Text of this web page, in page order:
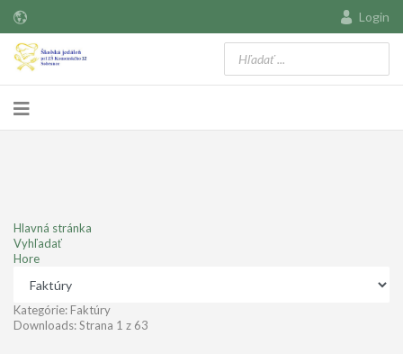
Login
Hlavná stránka
Vyhľadať
Hore
Kategórie: Faktúry
Downloads: Strana 1 z 63